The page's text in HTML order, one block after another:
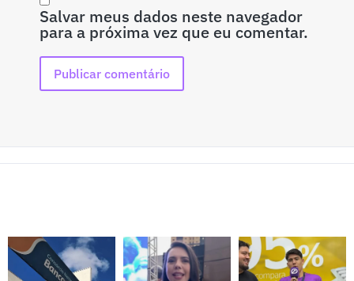
Salvar meus dados neste navegador
para a próxima vez que eu comentar.